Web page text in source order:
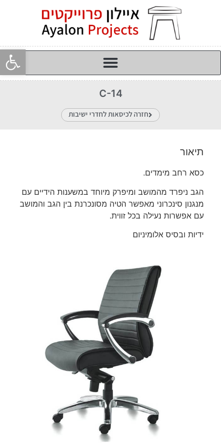
פתח
C-14
חזרה לכיסאות לחדרי ישיבות
תיאור
כסא רחב מימדים.
הגב ניפרד מהמושב ומיפרק מיוחד במשענות הידיים עם
מנגנון סינכרוני מאפשר הטיה מסונכרנת בין הגב והמושב
עם אפשרות נעילה בכל זווית.
ידיות ובסיס אלומיניום